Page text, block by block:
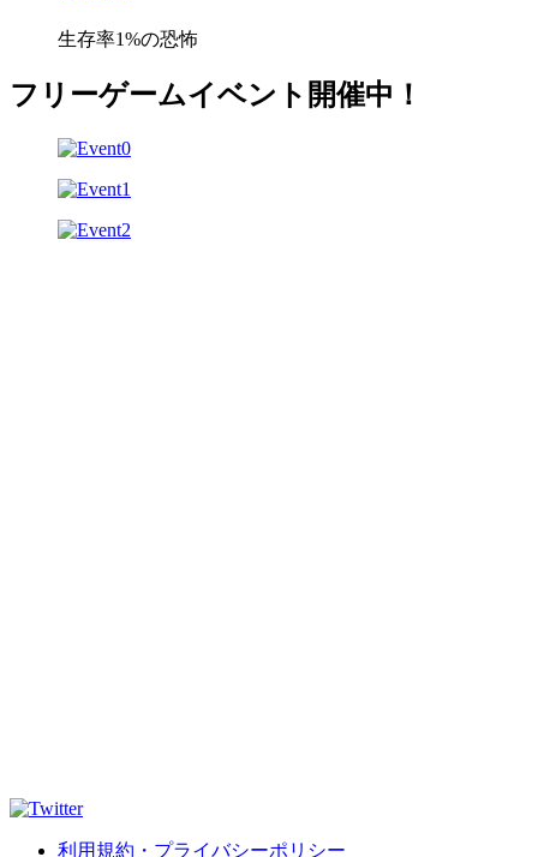
生存率1%の恐怖
フリーゲームイベント開催中！
利用規約・プライバシーポリシー